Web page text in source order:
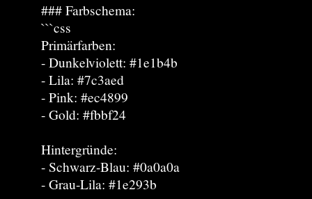
### Farbschema:
```css
Primärfarben:
- Dunkelviolett: #1e1b4b
- Lila: #7c3aed
- Pink: #ec4899
- Gold: #fbbf24
Hintergründe:
- Schwarz-Blau: #0a0a0a
- Grau-Lila: #1e293b